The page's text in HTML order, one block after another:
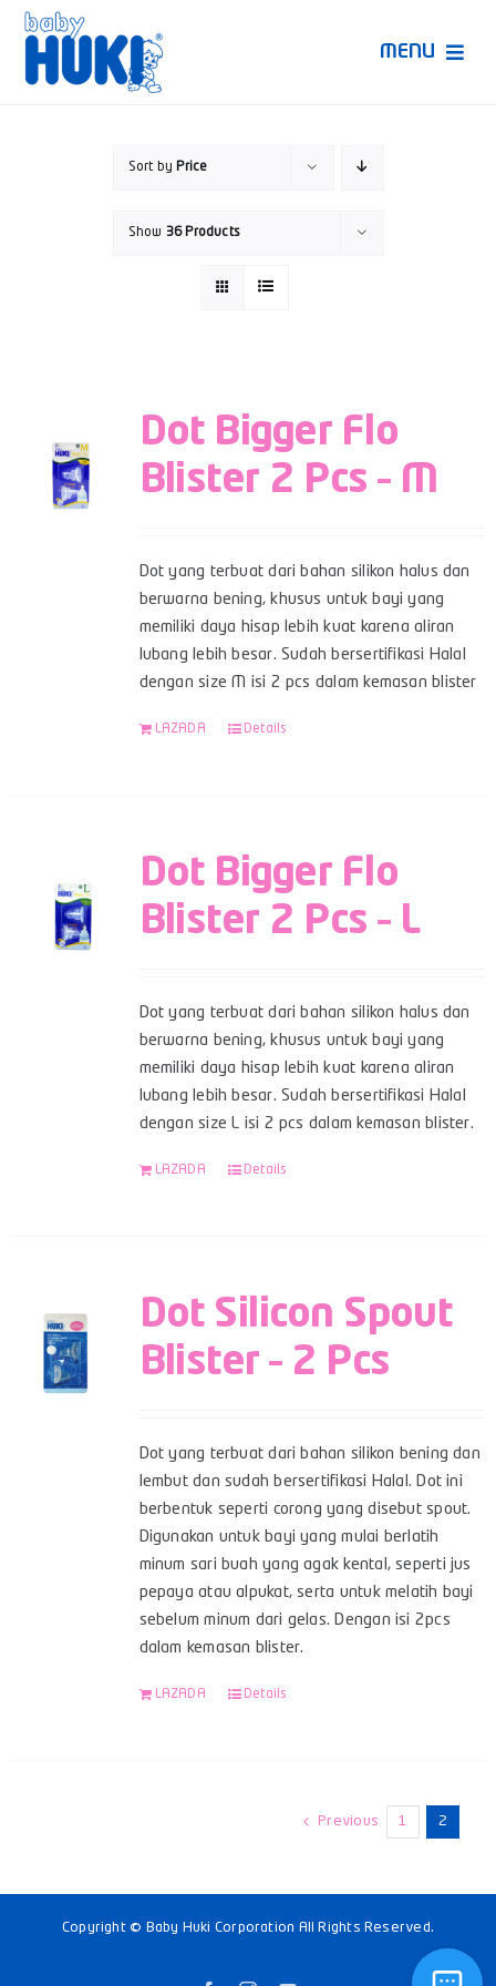
Skip
content
MENU
Sort by Price
Show 36 Products
Dot Bigger Flo
Blister 2 Pcs – M
Dot yang terbuat dari bahan silikon halus dan
berwarna bening, khusus untuk bayi yang
memiliki daya hisap lebih kuat karena aliran
lubang lebih besar. Sudah bersertifikasi Halal
dengan size M isi 2 pcs dalam kemasan blister
LAZADA Details
Dot Bigger Flo
Blister 2 Pcs – L
Dot yang terbuat dari bahan silikon halus dan
berwarna bening, khusus untuk bayi yang
memiliki daya hisap lebih kuat karena aliran
lubang lebih besar. Sudah bersertifikasi Halal
dengan size L isi 2 pcs dalam kemasan blister.
LAZADA Details
Dot Silicon Spout
Blister – 2 Pcs
Dot yang terbuat dari bahan silikon bening dan
lembut dan sudah bersertifikasi Halal. Dot ini
berbentuk seperti corong yang disebut spout.
Digunakan untuk bayi yang mulai berlatih
minum sari buah yang agak kental, seperti jus
pepaya atau alpukat, serta untuk melatih bayi
sebelum minum dari gelas. Dengan isi 2pcs
dalam kemasan blister.
LAZADA Details
Previous 1 2
Copyright © Baby Huki Corporation All Rights Reserved.